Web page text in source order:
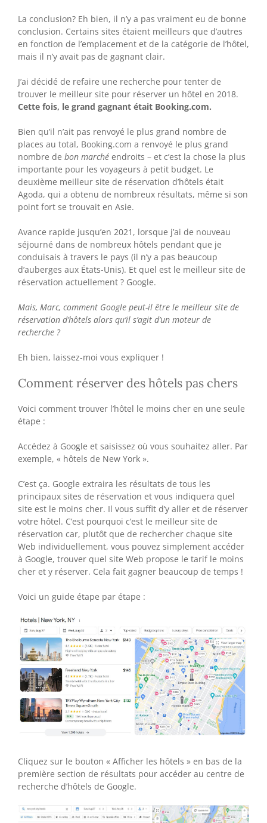
La conclusion? Eh bien, il n’y a pas vraiment eu de bonne
conclusion. Certains sites étaient meilleurs que d’autres
en fonction de l’emplacement et de la catégorie de l’hôtel,
mais il n’y avait pas de gagnant clair.
J’ai décidé de refaire une recherche pour tenter de
trouver le meilleur site pour réserver un hôtel en 2018.
Cette fois, le grand gagnant était Booking.com.
Bien qu’il n’ait pas renvoyé le plus grand nombre de
places au total, Booking.com a renvoyé le plus grand
nombre de bon marché endroits – et c’est la chose la plus
importante pour les voyageurs à petit budget. Le
deuxième meilleur site de réservation d’hôtels était
Agoda, qui a obtenu de nombreux résultats, même si son
point fort se trouvait en Asie.
Avance rapide jusqu’en 2021, lorsque j’ai de nouveau
séjourné dans de nombreux hôtels pendant que je
conduisais à travers le pays (il n’y a pas beaucoup
d’auberges aux États-Unis). Et quel est le meilleur site de
réservation actuellement ? Google.
Mais, Marc, comment Google peut-il être le meilleur site de
réservation d’hôtels alors qu’il s’agit d’un moteur de
recherche ?
Eh bien, laissez-moi vous expliquer !
Comment réserver des hôtels pas chers
Voici comment trouver l’hôtel le moins cher en une seule
étape :
Accédez à Google et saisissez où vous souhaitez aller. Par
exemple, « hôtels de New York ».
C’est ça. Google extraira les résultats de tous les
principaux sites de réservation et vous indiquera quel
site est le moins cher. Il vous suffit d’y aller et de réserver
votre hôtel. C’est pourquoi c’est le meilleur site de
réservation car, plutôt que de rechercher chaque site
Web individuellement, vous pouvez simplement accéder
à Google, trouver quel site Web propose le tarif le moins
cher et y réserver. Cela fait gagner beaucoup de temps !
Voici un guide étape par étape :
Cliquez sur le bouton « Afficher les hôtels » en bas de la
première section de résultats pour accéder au centre de
recherche d’hôtels de Google.